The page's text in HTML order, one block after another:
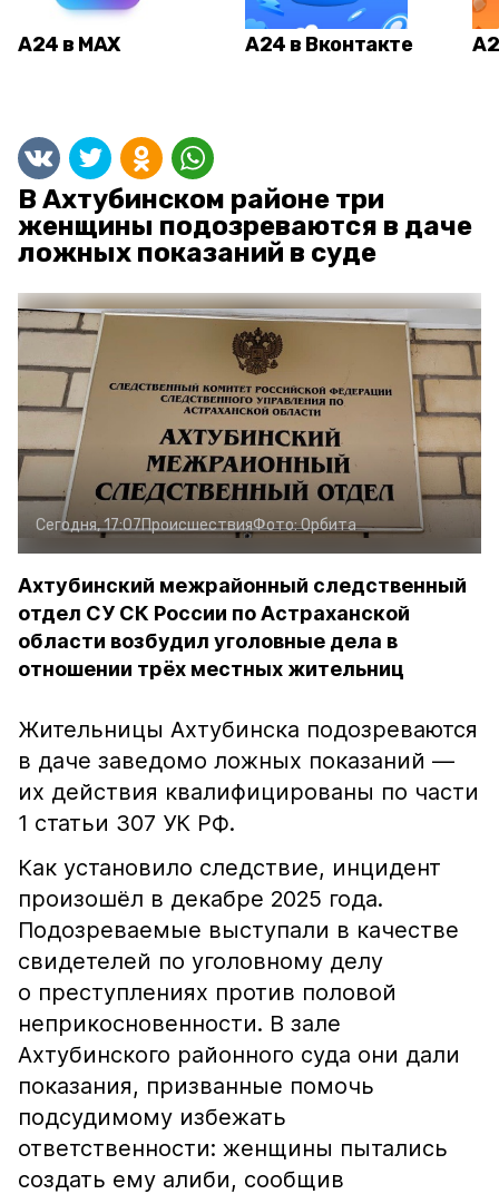
А24 в MAX А24 в Вконтакте
В Ахтубинском районе три
женщины подозреваются в даче
ложных показаний в суде
Сегодня, 17:07ПроисшествияФото:Орбита
Ахтубинский межрайонный следственный
отдел СУ СК России по Астраханской
области возбудил уголовные дела в
отношении трёх местных жительниц
Жительницы Ахтубинска подозреваются
в даче заведомо ложных показаний —
их действия квалифицированы по части
1 статьи 307 УК РФ.
Как установило следствие, инцидент
произошёл в декабре 2025 года.
Подозреваемые выступали в качестве
свидетелей по уголовному делу
о преступлениях против половой
неприкосновенности. В зале
Ахтубинского районного суда они дали
показания, призванные помочь
подсудимому избежать
ответственности: женщины пытались
создать ему алиби, сообщив